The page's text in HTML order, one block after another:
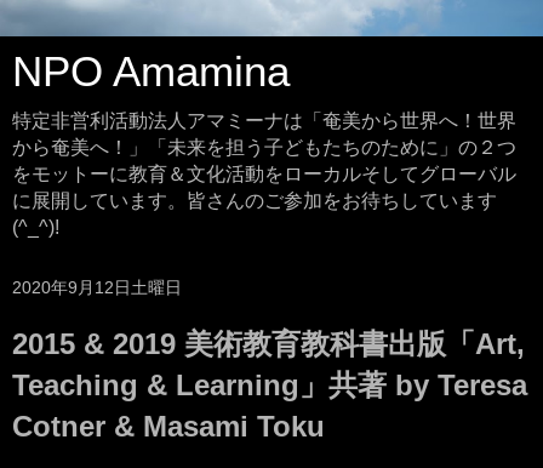
NPO Amamina
特定非営利活動法人アマミーナは「奄美から世界へ！世界
から奄美へ！」「未来を担う子どもたちのために」の２つ
をモットーに教育＆文化活動をローカルそしてグローバル
に展開しています。皆さんのご参加をお待ちしています
(^_^)!
2020年9月12日土曜日
2015 & 2019 美術教育教科書出版「Art,
Teaching & Learning」共著 by Teresa
Cotner & Masami Toku